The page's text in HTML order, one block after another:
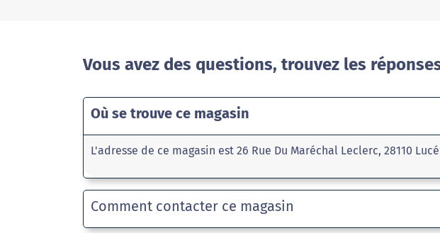
Vous avez des questions, trouvez les
Où se trouve ce magasin
L'adresse de ce magasin est 26 Rue Du Maréchal Leclerc, 28110 Lucé
Comment contacter ce magasin